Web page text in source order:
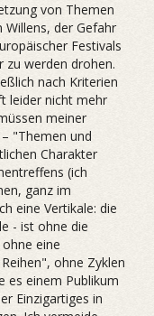
von Themen
Willens, der Gefahr
Festivals
zu werden drohen.
nach Kriterien
leider nicht mehr
meiner
"Themen und
Charakter
(ich
ganz im
eine Vertikale: die
- ist ohne die
eine
ohne Zyklen
es einem Publikum
Einzigartiges in